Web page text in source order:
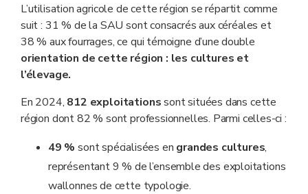
L’utilisation agricole de cette région se répartit comme
suit : 31 % de la SAU sont consacrés aux céréales et
38 % aux fourrages, ce qui témoigne d’une double
orientation de cette région : les cultures et
l’élevage.
En 2024, 812 exploitationssont situées dans cette
région dont 82 % sont professionnelles. Parmi celles-ci :
49 % sont spécialisées en grandes cultures,
représentant 9 % de l’ensemble des exploitations
wallonnes de cette typologie.